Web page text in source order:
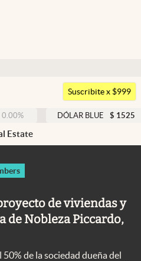
Argentina
Suscribite x $999
DÓLAR BLUE $ 1525 -0.33%
Estate
de viviendas y
de Nobleza Piccardo,
de la sociedad dueña del